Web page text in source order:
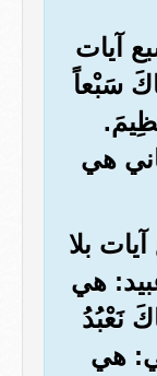
آيات
سَبْعاً
هي
بلا
هي
نَعْبُدُ
هي